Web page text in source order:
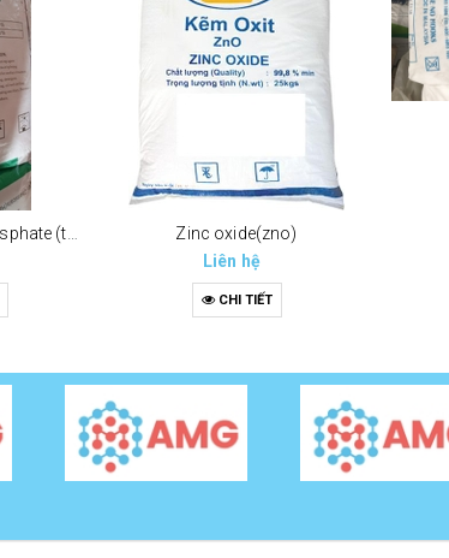
Zinc oxide(zno)
Liên hệ
CHI TIẾT